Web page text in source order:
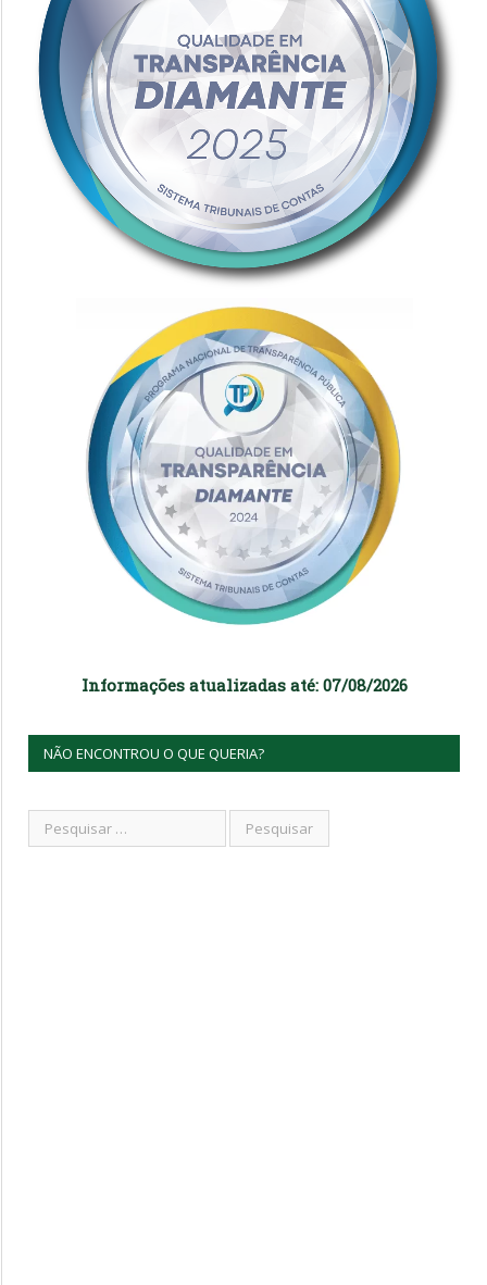
Informações atualizadas até: 07/08/2026
NÃO ENCONTROU O QUE QUERIA?